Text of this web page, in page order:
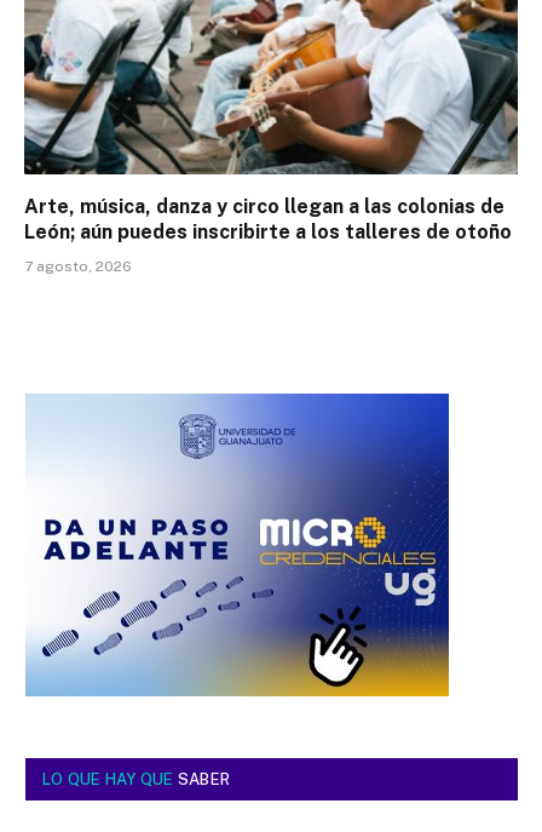
Arte, música, danza y circo llegan a las colonias de
León; aún puedes inscribirte a los talleres de otoño
7 agosto, 2026
LO QUE HAY QUE SABER